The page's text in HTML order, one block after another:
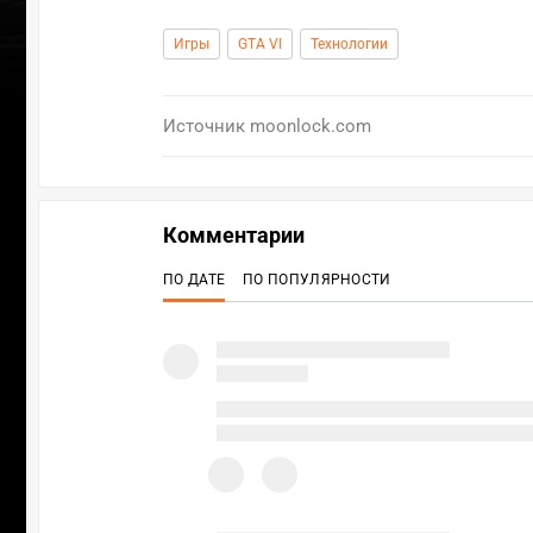
Игры GTA VI Технологии
Источник moonlock.com
Комментарии
ПО ДАТЕ ПО ПОПУЛЯРНОСТИ